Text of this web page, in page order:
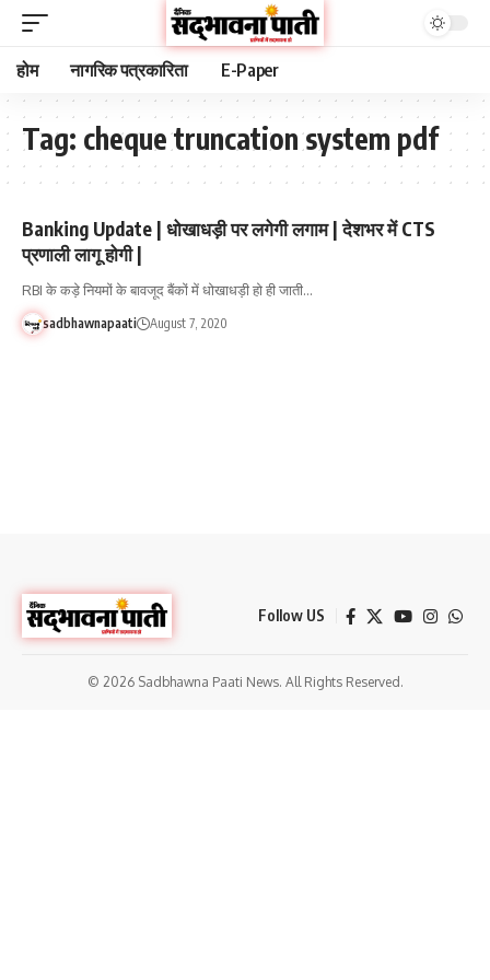
होम नागरिक पत्रकारिता E-Paper
Tag: cheque truncation system pdf
Banking Update | धोखाधड़ी पर लगेगी लगाम | देशभर में CTS
प्रणाली लागू होगी |
RBI के कड़े नियमों के बावजूद बैंकों में धोखाधड़ी हो ही जाती…
sadbhawnapaati August 7, 2020
Follow US
© 2026 Sadbhawna Paati News. All Rights Reserved.